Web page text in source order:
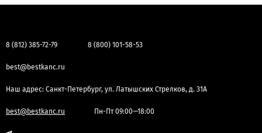
8 (812) 385-72-79 8 (800) 101-58-53
best@bestkanc.ru
Наш адрес: Санкт-Петербург, ул. Латышских Стрелков, д. 31А
best@bestkanc.ru Пн-Пт 09:00—18:00